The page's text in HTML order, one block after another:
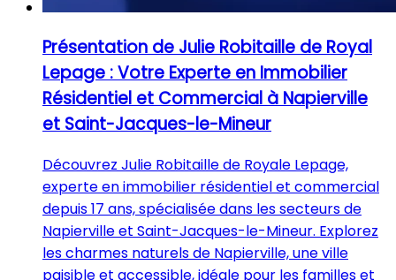
Présentation de Julie Robitaille de Royal
Lepage : Votre Experte en Immobilier
Résidentiel et Commercial à Napierville
et Saint-Jacques-le-Mineur
Découvrez Julie Robitaille de Royale Lepage,
experte en immobilier résidentiel et commercial
depuis 17 ans, spécialisée dans les secteurs de
Napierville et Saint-Jacques-le-Mineur. Explorez
les charmes naturels de Napierville, une ville
paisible et accessible, idéale pour les familles et